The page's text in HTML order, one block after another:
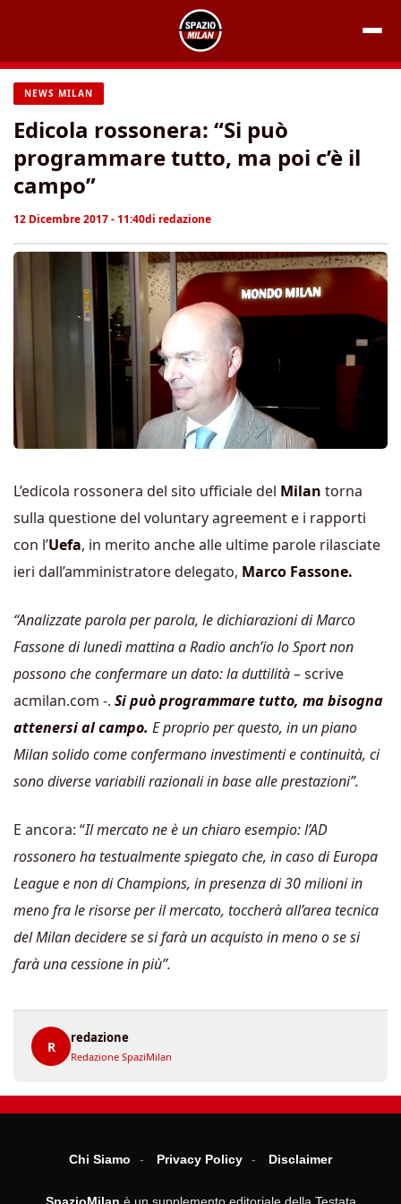
contenuto
NEWS MILAN
Edicola rossonera: “Si può
programmare tutto, ma poi c’è il
campo”
12 Dicembre 2017 - 11:40di redazione
L’edicola rossonera del sito ufficiale del Milan torna
sulla questione del voluntary agreement e i rapporti
con l’Uefa, in merito anche alle ultime parole rilasciate
ieri dall’amministratore delegato, Marco Fassone.
“Analizzate parola per parola, le dichiarazioni di Marco
Fassone di lunedì mattina a Radio anch’io lo Sport non
possono che confermare un dato: la duttilità– scrive
acmilan.com -. Si può programmare tutto, ma bisogna
attenersi al campo. E proprio per questo, in un piano
Milan solido come confermano investimenti e continuità, ci
sono diverse variabili razionali in base alle prestazioni”.
E ancora: “Il mercato ne è un chiaro esempio: l’AD
rossonero ha testualmente spiegato che, in caso di Europa
League e non di Champions, in presenza di 30 milioni in
meno fra le risorse per il mercato, toccherà all’area tecnica
del Milan decidere se si farà un acquisto in meno o se si
farà una cessione in più”.
R
redazione
Redazione SpaziMilan
Chi Siamo Privacy Policy Disclaimer